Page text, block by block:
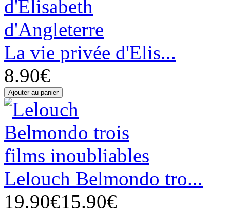
La vie privée d'Elis...
8.90€
Lelouch Belmondo tro...
19.90€15.90€